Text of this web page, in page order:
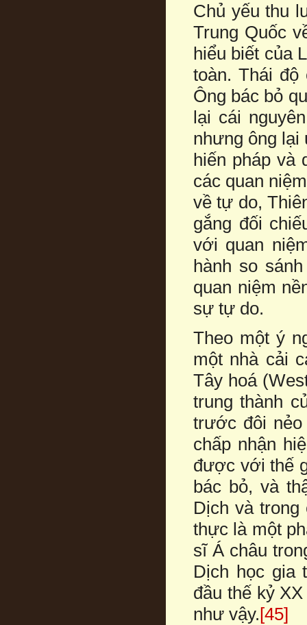
Chủ yếu thu
Trung Quốc
hiểu biết của
toàn. Thái
Ông bác bỏ
lại cái
nhưng ông lại
hiến pháp và
các quan
về tự do,
gắng đối
với quan
hành so
quan niệm
sự tự do.
Theo một ý
một nhà cải
Tây hoá
trung thành
trước đôi
chấp nhận
được với thế
bác bỏ, và
Dịch và
thực là một
sĩ Á châu
Dịch học gia
đầu thế kỷ
như vậy.[45]